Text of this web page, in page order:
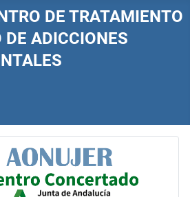
DE TRATAMIENTO
ADICCIONES